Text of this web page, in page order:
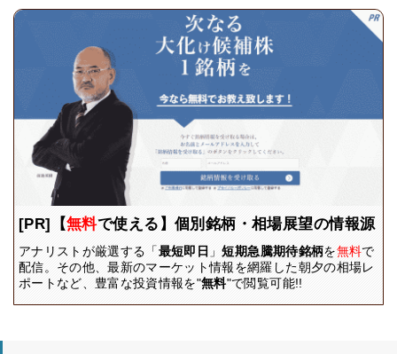
[PR]【無料で使える】個別銘柄・相場展望の情報源
アナリストが厳選する「最短即日 」短期急騰期待銘柄を無料で
配信。その他、最新のマーケット情報を網羅した朝夕の相場レ
ポートなど、豊富な投資情報を"無料"で閲覧可能!!